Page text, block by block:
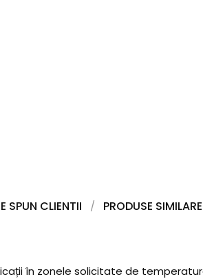
SPUN CLIENTII PRODUSE SIMILARE
în zonele solicitate de